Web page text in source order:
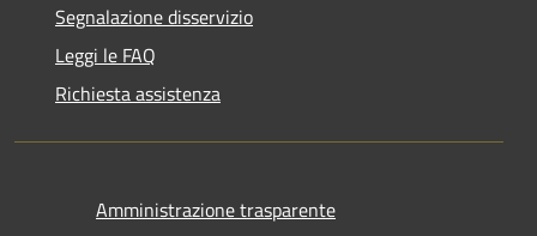
Segnalazione disservizio
Leggi le FAQ
Richiesta assistenza
Amministrazione trasparente